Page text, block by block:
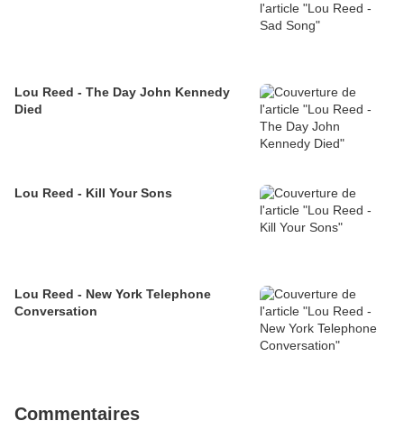
Lou Reed - The Day John Kennedy
Died
Lou Reed - Kill Your Sons
Lou Reed - New York Telephone
Conversation
Commentaires